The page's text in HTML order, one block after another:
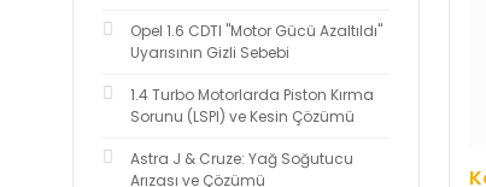
Garrett (1)
Güneş (1)
Hüco (1)
İisi (1)
Opel 1.6 CDTI "Motor Gücü Azaltıldı"
Uyarısının Gizli Sebebi
1.4 Turbo Motorlarda Piston Kırma
Sorunu (LSPI) ve Kesin Çözümü
Astra J & Cruze: Yağ Soğutucu
Arızası ve Çözümü